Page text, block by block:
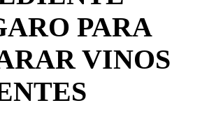
PARA
VINOS